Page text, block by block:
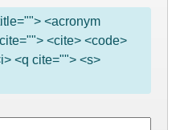
<acronym
<cite> <code>
<q cite=""> <s>